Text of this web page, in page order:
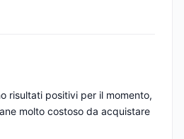
risultati positivi per il momento,
molto costoso da acquistare